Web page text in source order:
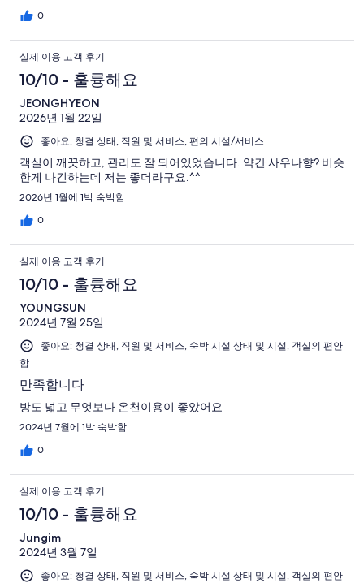
0
실제 이용 고객 후기
10/10 - 훌륭해요
JEONGHYEON
2026년 1월 22일
좋아요: 청결 상태, 직원 및 서비스, 편의 시설/서비스
객실이 깨끗하고, 관리도 잘 되어있었습니다. 약간 사우나향? 비슷
한게 나긴하는데 저는 좋더라구요.^^
2026년 1월에 1박 숙박함
0
실제 이용 고객 후기
10/10 - 훌륭해요
YOUNGSUN
2024년 7월 25일
좋아요: 청결 상태, 직원 및 서비스, 숙박 시설 상태 및 시설, 객실의 편안
함
만족합니다
방도 넓고 무엇보다 온천이용이 좋았어요
2024년 7월에 1박 숙박함
0
실제 이용 고객 후기
10/10 - 훌륭해요
Jungim
2024년 3월 7일
좋아요: 청결 상태, 직원 및 서비스, 숙박 시설 상태 및 시설, 객실의 편안